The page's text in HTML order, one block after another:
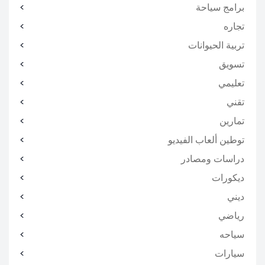
برامج سياحة
تجاره
تربية الحيوانات
تسويق
تعليمي
تقني
تمارين
توطين ألعاب الفيديو
دراسات ومصادر
ديكورات
ديني
رياضي
سياحه
سيارات